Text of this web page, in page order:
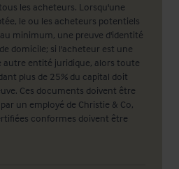
les acheteurs. Lorsqu'une
le ou les acheteurs potentiels
minimum, une preuve d'identité
domicile; si l'acheteur est une
entité juridique, alors toute
plus de 25% du capital doit
Ces documents doivent être
un employé de Christie & Co,
conformes doivent être